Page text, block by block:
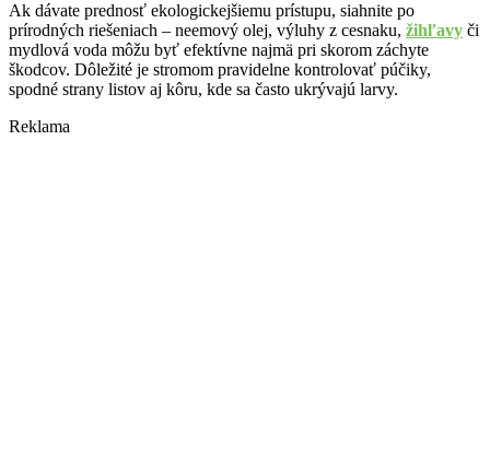
Ak dávate prednosť ekologickejšiemu prístupu, siahnite po
prírodných riešeniach – neemový olej, výluhy z cesnaku, žihľavy či
mydlová voda môžu byť efektívne najmä pri skorom záchyte
škodcov. Dôležité je stromom pravidelne kontrolovať púčiky,
spodné strany listov aj kôru, kde sa často ukrývajú larvy.
Reklama